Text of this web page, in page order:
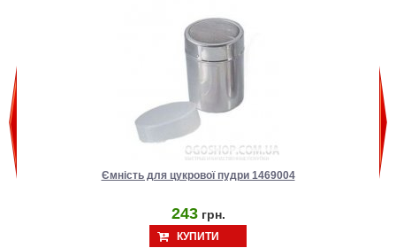
Ємність для цукрової пудри 1469004
243 грн.
КУПИТИ